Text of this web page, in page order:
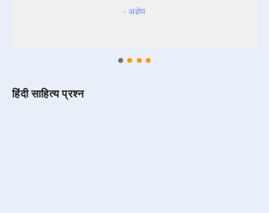
- अज्ञेय
हिंदी साहित्य प्रश्न